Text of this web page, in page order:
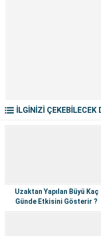
İLGİNİZİ
Uzaktan Yapılan Büyü Kaç
Günde Etkisini Gösterir ?